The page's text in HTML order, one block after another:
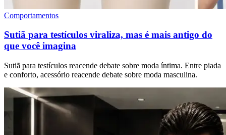
Comportamentos
Sutiã para testículos viraliza, mas é mais antigo do
que você imagina
Sutiã para testículos reacende debate sobre moda íntima. Entre piada
e conforto, acessório reacende debate sobre moda masculina.